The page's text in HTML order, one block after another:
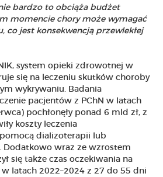
bardzo to obciąża budżet
momencie chory może wymagać
co jest konsekwencją przewlekłej
system opieki zdrowotnej w
się na leczeniu skutków choroby
wykrywaniu. Badania
pacjentów z PChN w latach
pochłonęły ponad 6 mld zł, z
koszty leczenia
dializoterapii lub
Dodatkowo wraz ze wzrostem
się także czas oczekiwania na
latach 2022–2024 z 27 do 55 dni